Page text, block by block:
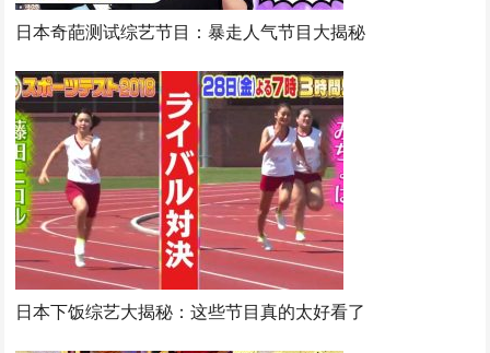
日本奇葩测试综艺节目：暴走人气节目大揭秘
日本下饭综艺大揭秘：这些节目真的太好看了